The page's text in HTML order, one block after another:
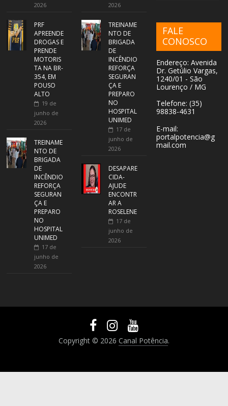
2026
PRF
APREENDE
DROGAS E
PRENDE
MOTORIS
TA NA BR-
354, EM
POUSO
ALTO
19 de
junho de
2026
TREINAME
NTO DE
BRIGADA
DE
INCÊNDIO
REFORÇA
SEGURAN
ÇA E
PREPARO
NO
HOSPITAL
UNIMED
17 de
junho de
2026
2026
TREINAME
NTO DE
BRIGADA
DE
INCÊNDIO
REFORÇA
SEGURAN
ÇA E
PREPARO
NO
HOSPITAL
UNIMED
17 de
junho de
2026
DESAPARE
CIDA-
AJUDE
ENCONTR
AR A
ROSELENE
17 de
junho de
2026
FALE
CONOSCO
Endereço: Avenida
Dr. Getúlio Vargas,
1240/01 - São
Lourenço / MG
Telefone: (35)
98838-4631
E-mail:
portalpotencia@g
mail.com
Copyright © 2026 Canal Potência.